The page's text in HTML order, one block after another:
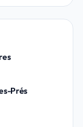
Prés